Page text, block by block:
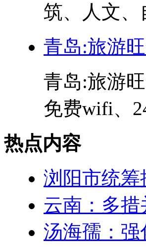
筑、人文、
青岛:旅游
青岛:旅游
免费wifi、
热点内容
浏阳市统
云南：多
汤海孺：